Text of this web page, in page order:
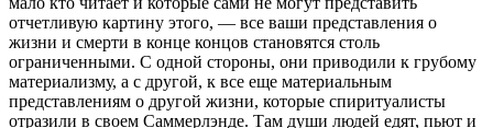
отчетливую картину этого, — все ваши представления о
жизни и смерти в конце концов становятся столь
ограниченными. С одной стороны, они приводили к грубому
материализму, а с другой, к все еще материальным
представлениям о другой жизни, которые спиритуалисты
отразили в своем Саммерлэнде. Там души людей едят, пьют и